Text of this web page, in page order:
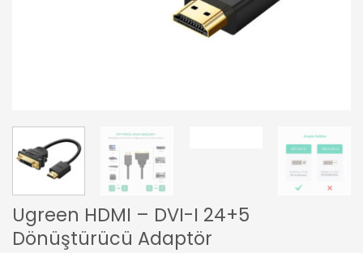
Ugreen HDMI – DVI-I 24+5
Dönüştürücü Adaptör